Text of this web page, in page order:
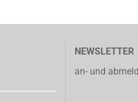
NEWSLETTER
an- und